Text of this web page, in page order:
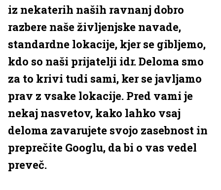
iz nekaterih naših ravnanj dobro
razbere naše življenjske navade,
standardne lokacije, kjer se gibljemo,
kdo so naši prijatelji idr. Deloma smo
za to krivi tudi sami, ker se javljamo
prav z vsake lokacije. Pred vami je
nekaj nasvetov, kako lahko vsaj
deloma zavarujete svojo zasebnost in
preprečite Googlu, da bi o vas vedel
preveč.